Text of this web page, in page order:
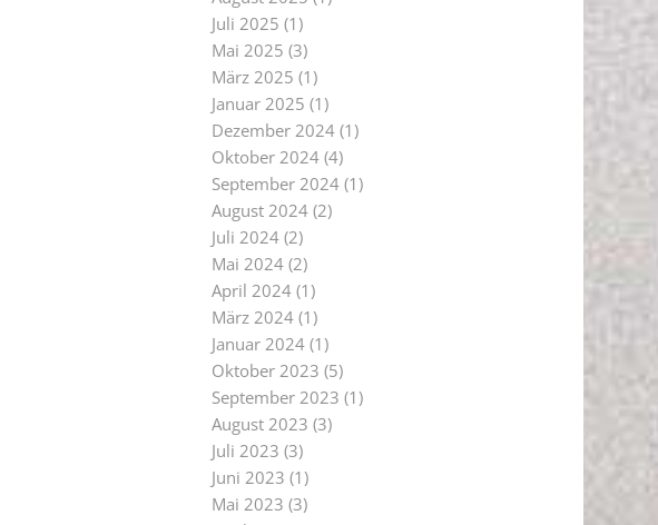
Juli 2025 (1)
Mai 2025 (3)
März 2025 (1)
Januar 2025 (1)
Dezember 2024(1)
Oktober 2024(4)
September 2024(1)
August 2024(2)
Juli 2024(2)
Mai 2024(2)
April 2024(1)
März 2024(1)
Januar 2024(1)
Oktober 2023 (5)
September 2023 (1)
August 2023 (3)
Juli 2023 (3)
Juni 2023 (1)
Mai 2023 (3)